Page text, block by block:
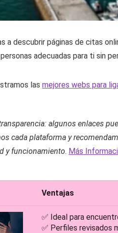
a descubrir páginas de citas
adecuadas para ti sin
las mejores webs para
algunos enlaces
cada plataforma y
y funcionamiento. Más
Ventajas
✅ Ideal para
✅ Perfiles revisados